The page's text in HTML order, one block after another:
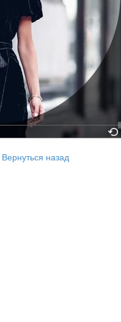
Вернуться назад